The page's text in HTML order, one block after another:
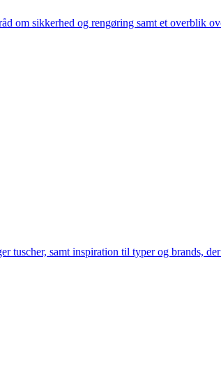
om sikkerhed og rengøring samt et overblik
samt inspiration til typer og brands,